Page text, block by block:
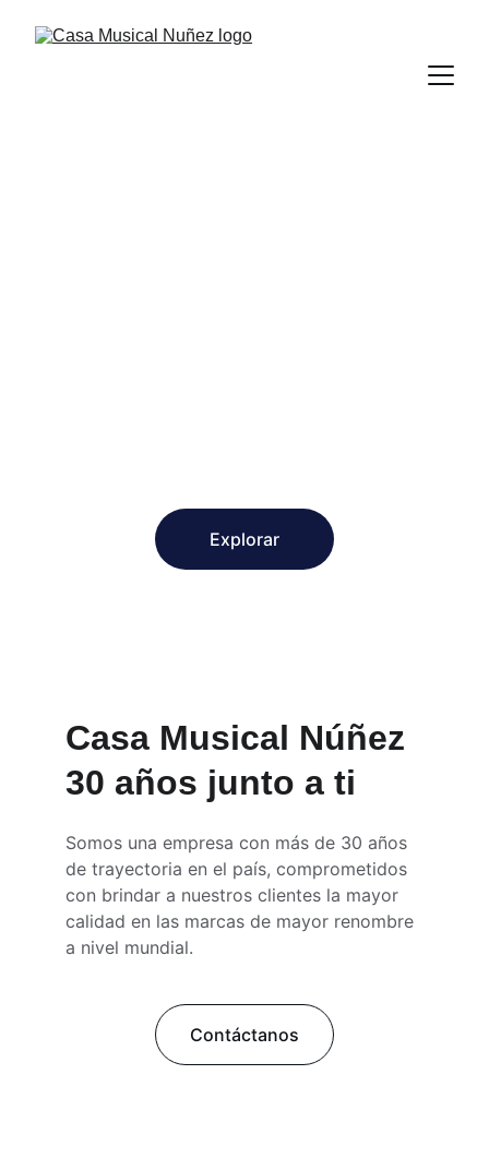
Explorar
Casa Musical Núñez
30 años junto a ti
Somos una empresa con más de 30 años
de trayectoria en el país, comprometidos
con brindar a nuestros clientes la mayor
calidad en las marcas de mayor renombre
a nivel mundial.
Contáctanos